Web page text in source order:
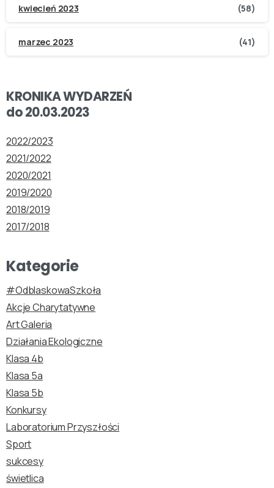
kwiecień 2023 (58)
marzec 2023 (41)
KRONIKA WYDARZEŃ
do 20.03.2023
2022/2023
2021/2022
2020/2021
2019/2020
2018/2019
2017/2018
Kategorie
#OdblaskowaSzkoła
Akcje Charytatywne
Art Galeria
Działania Ekologiczne
Klasa 4b
Klasa 5a
Klasa 5b
Konkursy
Laboratorium Przyszłości
Sport
sukcesy
świetlica